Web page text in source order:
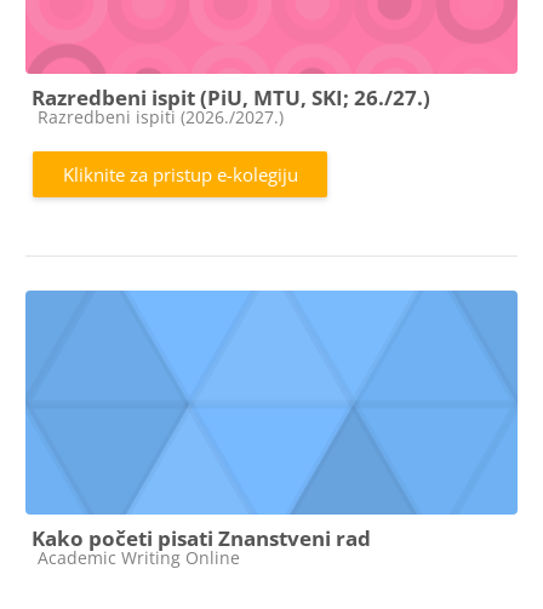
Razredbeni ispit (PiU, MTU, SKI; 26./27.)
Kategorija e-kolegija
Razredbeni ispiti (2026./2027.)
Kliknite za pristup e-kolegiju
Kako početi pisati Znanstveni rad
Kategorija e-kolegija
Academic Writing Online